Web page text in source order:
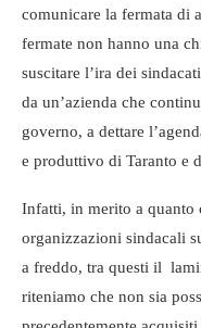
comunicare la fermata di
fermate non hanno una
suscitare l’ira dei
da un’azienda che
governo, a dettare
e produttivo di Taranto e
Infatti, in merito a quanto
organizzazioni sindacali
a freddo, tra questi il
riteniamo che non sia